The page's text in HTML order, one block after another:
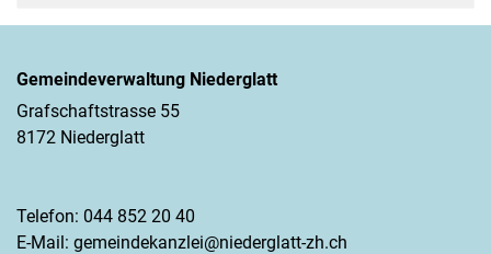
Gemeindeverwaltung Niederglatt
Grafschaftstrasse 55
8172 Niederglatt
Telefon: 044 852 20 40
E-Mail: gemeindekanzlei@niederglatt-zh.ch